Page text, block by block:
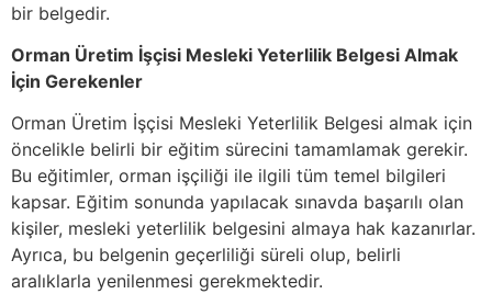
bir belgedir.
Orman Üretim İşçisi Mesleki Yeterlilik Belgesi Almak
İçin Gerekenler
Orman Üretim İşçisi Mesleki Yeterlilik Belgesi almak için
öncelikle belirli bir eğitim sürecini tamamlamak gerekir.
Bu eğitimler, orman işçiliği ile ilgili tüm temel bilgileri
kapsar. Eğitim sonunda yapılacak sınavda başarılı olan
kişiler, mesleki yeterlilik belgesini almaya hak kazanırlar.
Ayrıca, bu belgenin geçerliliği süreli olup, belirli
aralıklarla yenilenmesi gerekmektedir.